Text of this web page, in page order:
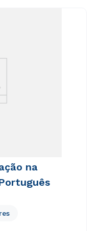
na